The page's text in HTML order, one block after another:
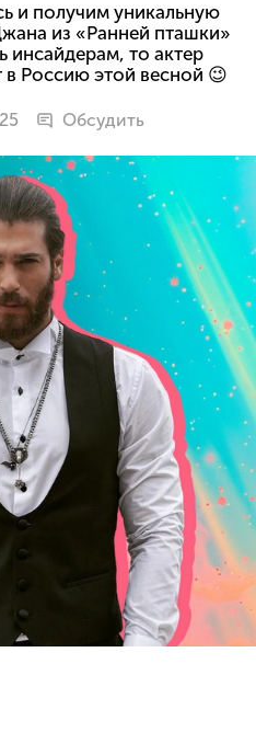
и получим уникальную
из «Ранней пташки»
инсайдерам, то актер
в Россию этой весной 😉
Обсудить